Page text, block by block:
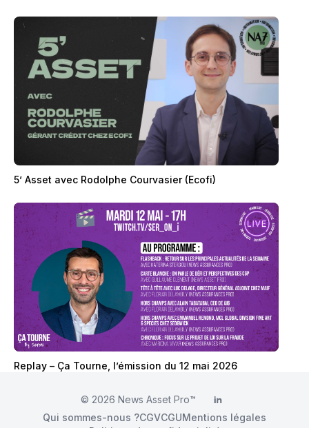
5’ Asset avec Rodolphe Courvasier (Ecofi)
Replay – Ça Tourne, l’émission du 12 mai 2026
© 2026 News Asset Pro™ LinkedIn
Qui sommes-nous ?CGVCGUMentions légales